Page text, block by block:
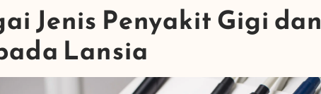
Jenis Penyakit Gigi dan
Lansia